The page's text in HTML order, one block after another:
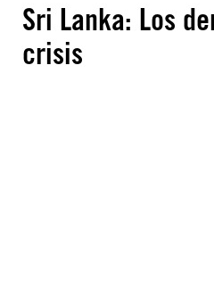
Sri Lanka: Los
crisis